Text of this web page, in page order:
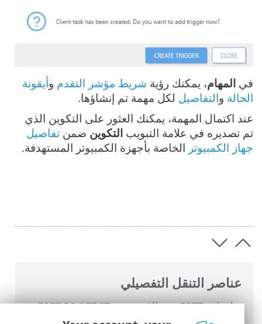
عناصر التنقل التفصيلي
تعليمات ESET عبر الإنترنت >
ESET PROTECT
>
استخدام ‎ESET PROTECT
>القائمة الرئيسية
في المهام، يمكنك رؤية شريط مؤشر التقدم وأيقونة
الحالة والتفاصيل لكل مهمة تم إنشاؤها.
عند اكتمال المهمة، يمكنك العثور على التكوين الذي
تم تصديره في علامة التبويب التكوين ضمن تفاصيل
جهاز الكمبيوتر الخاصة بأجهزة الكمبيوتر المستهدفة.